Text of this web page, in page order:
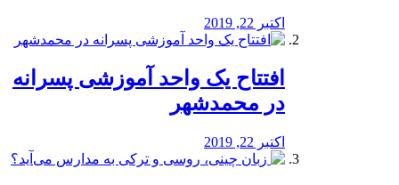
اکتبر 22, 2019
افتتاح یک واحد آموزشی پسرانه
در محمدشهر
اکتبر 22, 2019